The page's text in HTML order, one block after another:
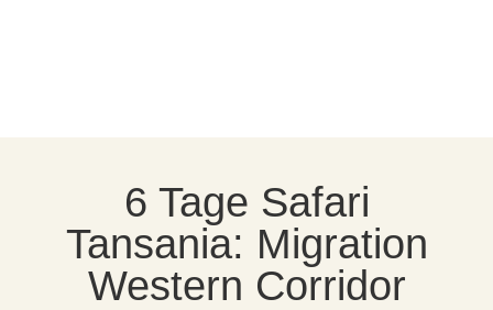
6 Tage Safari
Tansania: Migration
Western Corridor